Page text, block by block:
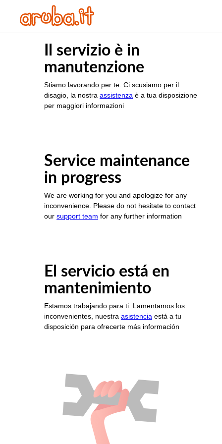
Il servizio è in
manutenzione
Stiamo lavorando per te. Ci scusiamo per il
disagio, la nostra assistenza è a tua disposizione
per maggiori informazioni
Service maintenance
in progress
We are working for you and apologize for any
inconvenience. Please do not hesitate to contact
our support team for any further information
El servicio está en
mantenimiento
Estamos trabajando para ti. Lamentamos los
inconvenientes, nuestra asistencia está a tu
disposición para ofrecerte más información